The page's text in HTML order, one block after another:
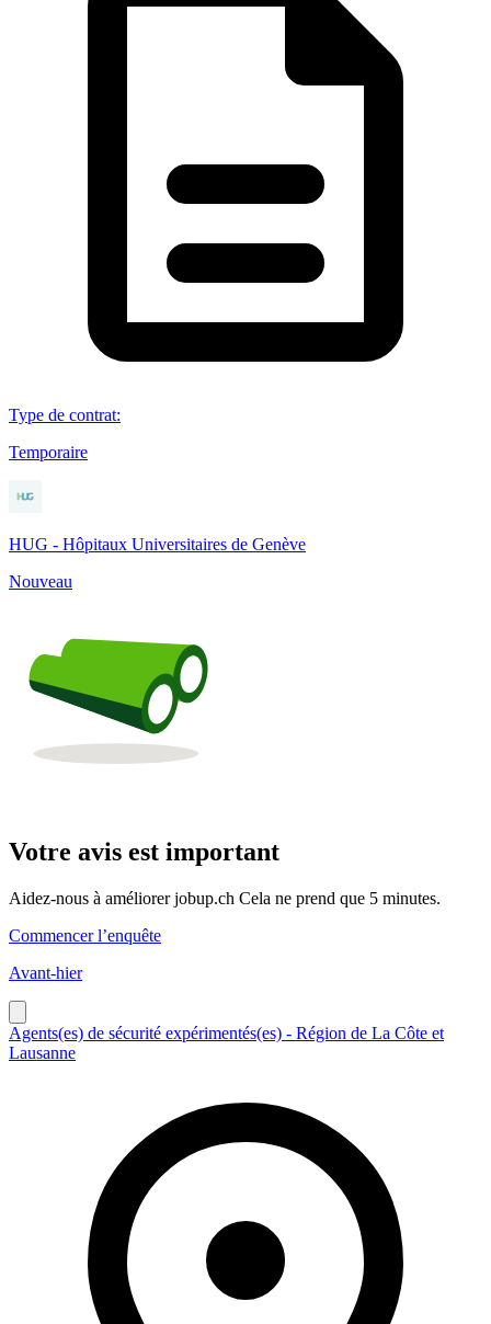
Type de contrat:
Temporaire
HUG - Hôpitaux Universitaires de Genève
Nouveau
Votre avis est important
Aidez-nous à améliorer jobup.ch Cela ne prend que 5 minutes.
Commencer l’enquête
Avant-hier
Agents(es) de sécurité expérimentés(es) - Région de La Côte et
Lausanne